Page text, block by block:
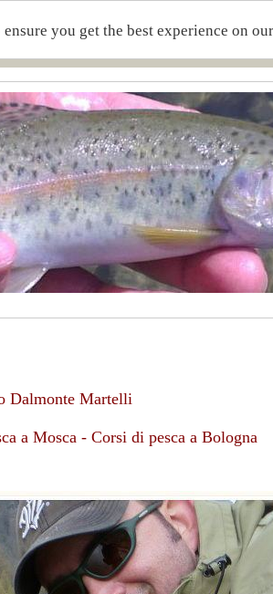
you get the best experience on
Dalmonte Martelli
a Mosca - Corsi di pesca a Bologna